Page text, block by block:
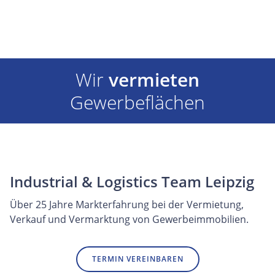
Wir vermieten
Gewerbeflächen
Industrial & Logistics Team Leipzig
Über 25 Jahre Markterfahrung bei der Vermietung,
Verkauf und Vermarktung von Gewerbeimmobilien.
TERMIN VEREINBAREN